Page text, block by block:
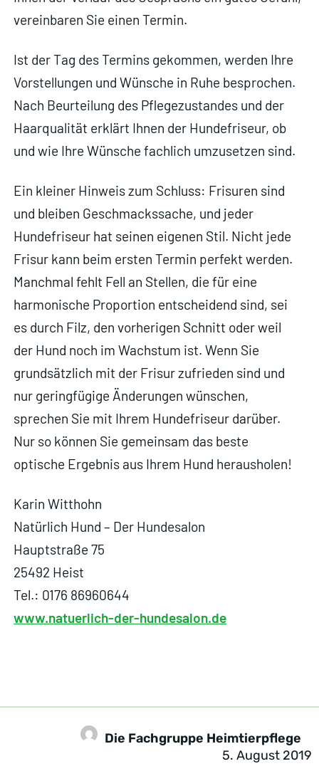
vereinbaren Sie einen Termin.
Ist der Tag des Termins gekommen, werden Ihre
Vorstellungen und Wünsche in Ruhe besprochen.
Nach Beurteilung des Pflegezustandes und der
Haarqualität erklärt Ihnen der Hundefriseur, ob
und wie Ihre Wünsche fachlich umzusetzen sind.
Ein kleiner Hinweis zum Schluss: Frisuren sind
und bleiben Geschmackssache, und jeder
Hundefriseur hat seinen eigenen Stil. Nicht jede
Frisur kann beim ersten Termin perfekt werden.
Manchmal fehlt Fell an Stellen, die für eine
harmonische Proportion entscheidend sind, sei
es durch Filz, den vorherigen Schnitt oder weil
der Hund noch im Wachstum ist. Wenn Sie
grundsätzlich mit der Frisur zufrieden sind und
nur geringfügige Änderungen wünschen,
sprechen Sie mit Ihrem Hundefriseur darüber.
Nur so können Sie gemeinsam das beste
optische Ergebnis aus Ihrem Hund herausholen!
Karin Witthohn
Natürlich Hund – Der Hundesalon
Hauptstraße 75
25492 Heist
Tel.: 0176 86960644
www.natuerlich-der-hundesalon.de
Die Fachgruppe Heimtierpflege
5. August 2019